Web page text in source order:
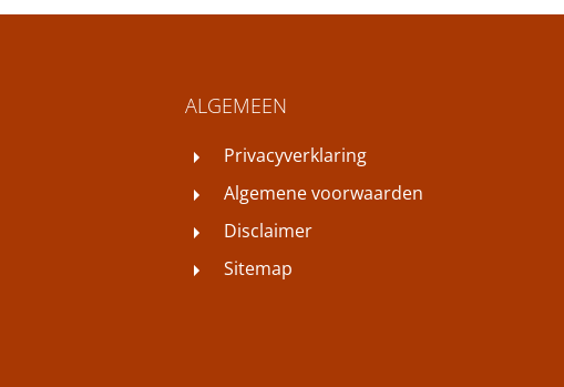
ALGEMEEN
Privacyverklaring
Algemene voorwaarden
Disclaimer
Sitemap